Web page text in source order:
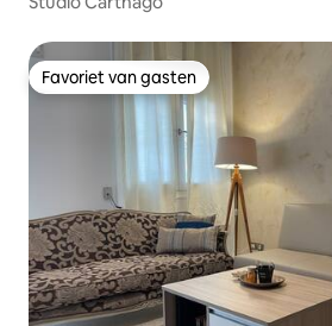
Favoriet van gasten
Favoriet van gasten